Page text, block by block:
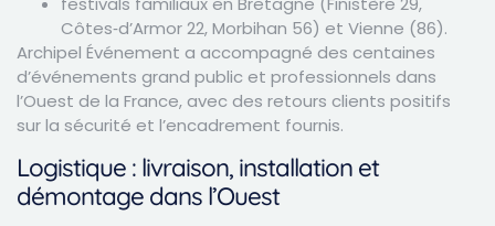
Côtes‑d’Armor 22, Morbihan 56) et Vienne (86).
Archipel Événement a accompagné des centaines
d’événements grand public et professionnels dans
l’Ouest de la France, avec des retours clients positifs
sur la sécurité et l’encadrement fournis.
Logistique : livraison, installation et
démontage dans l’Ouest